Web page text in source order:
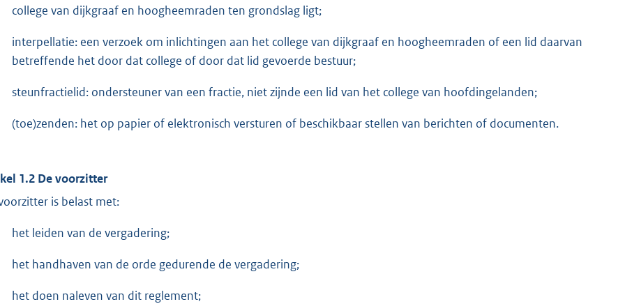
college van dijkgraaf en hoogheemraden ten grondslag ligt;
interpellatie: een verzoek om inlichtingen aan het college van dijkgraaf en hoogheemraden of een lid daarvan
betreffende het door dat college of door dat lid gevoerde bestuur;
steunfractielid: ondersteuner van een fractie, niet zijnde een lid van het college van hoofdingelanden;
(toe)zenden: het op papier of elektronisch versturen of beschikbaar stellen van berichten of documenten.
1.2 De voorzitter
is belast met:
het leiden van de vergadering;
het handhaven van de orde gedurende de vergadering;
het doen naleven van dit reglement;